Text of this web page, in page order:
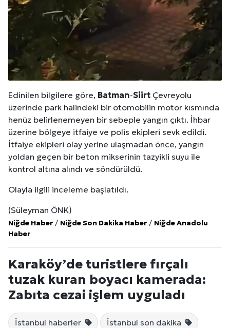
Edinilen bilgilere göre, Batman-Siirt Çevreyolu
üzerinde park halindeki bir otomobilin motor kısmında
henüz belirlenemeyen bir sebeple yangın çıktı. İhbar
üzerine bölgeye itfaiye ve polis ekipleri sevk edildi.
İtfaiye ekipleri olay yerine ulaşmadan önce, yangın
yoldan geçen bir beton mikserinin tazyikli suyu ile
kontrol altına alındı ve söndürüldü.
Olayla ilgili inceleme başlatıldı.
(Süleyman ÖNK)
Niğde Haber / Niğde Son Dakika Haber / Niğde Anadolu
Haber
Karaköy’de turistlere fırçalı
tuzak kuran boyacı kamerada:
Zabıta cezai işlem uyguladı
İstanbul haberler İstanbul son dakika